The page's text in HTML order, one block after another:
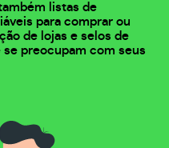
listas de
para comprar ou
de lojas e selos de
se preocupam com seus